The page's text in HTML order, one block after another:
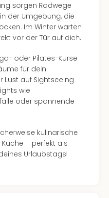
sorgen Radwege
der Umgebung, die
Im Winter warten
vor der Tür auf dich.
oder Pilates-Kurse
für dein
Lust auf Sightseeing
wie
oder spannende
kulinarische
– perfekt als
Urlaubstags!